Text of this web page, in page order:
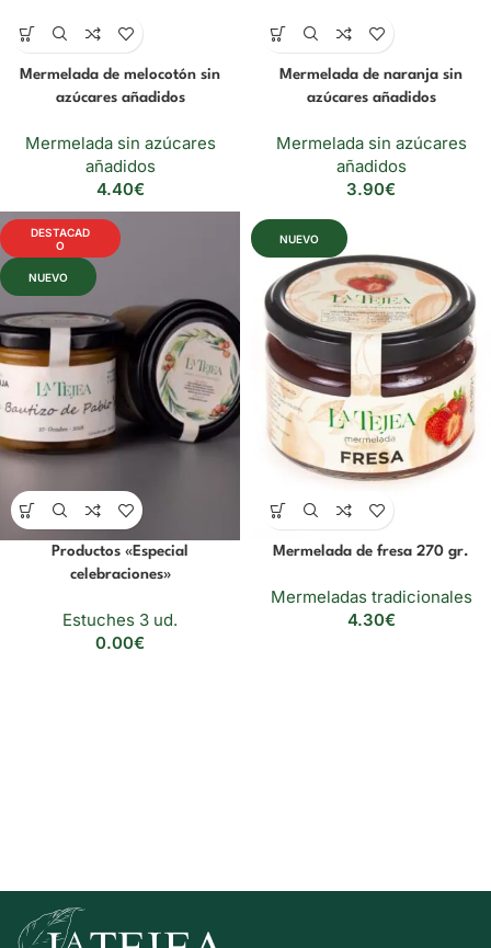
Mermelada de melocotón sin
azúcares añadidos
Mermelada sin azúcares
añadidos
4.40€
Mermelada de naranja sin
azúcares añadidos
Mermelada sin azúcares
añadidos
3.90€
DESTACAD
O
NUEVO
Productos «Especial
celebraciones»
Estuches 3 ud.
0.00€
NUEVO
Mermelada de fresa 270 gr.
Mermeladas tradicionales
4.30€